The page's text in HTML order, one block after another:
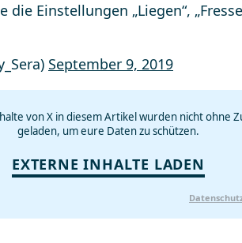
die Einstellungen „Liegen“,
September 9, 2019
von X in diesem Artikel wurden nicht ohne
geladen, um eure Daten zu schützen.
EXTERNE INHALTE LADEN